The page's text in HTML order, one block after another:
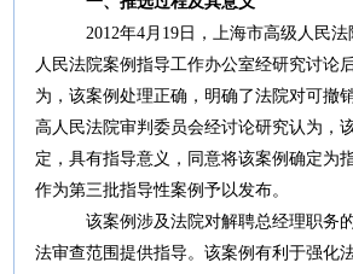
2012年4月19日，上海市高级人民法院
人民法院案例指导工作办公室经研究讨论
为，该案例处理正确，明确了法院对可撤
高人民法院审判委员会经讨论研究认为，
定，具有指导意义，同意将该案例确定为
作为第三批指导性案例予以发布。
该案例涉及法院对解聘总经理职务的
法审查范围提供指导。该案例有利于强化